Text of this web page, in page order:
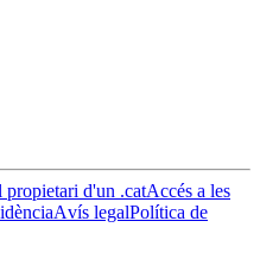
propietari d'un .catAccés a les
Avís legalPolítica de